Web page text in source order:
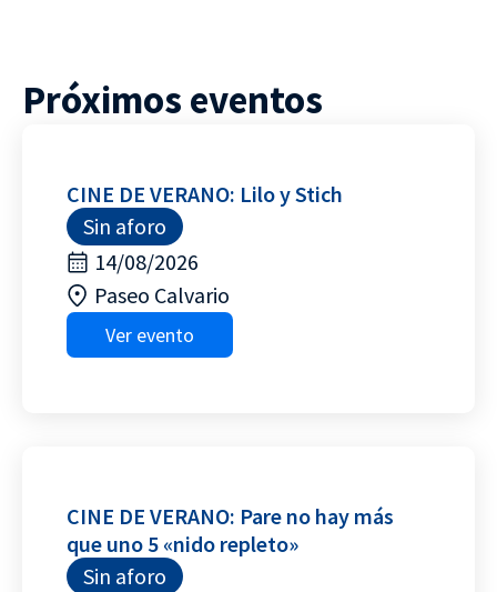
Próximos eventos
CINE DE VERANO: Lilo y Stich
Sin aforo
14/08/2026
Paseo Calvario
Ver evento
CINE DE VERANO: Pare no hay más
que uno 5 «nido repleto»
Sin aforo